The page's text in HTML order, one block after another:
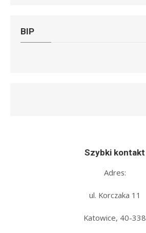
BIP
Szybki kontakt
Adres:
ul. Korczaka 11
Katowice, 40-338